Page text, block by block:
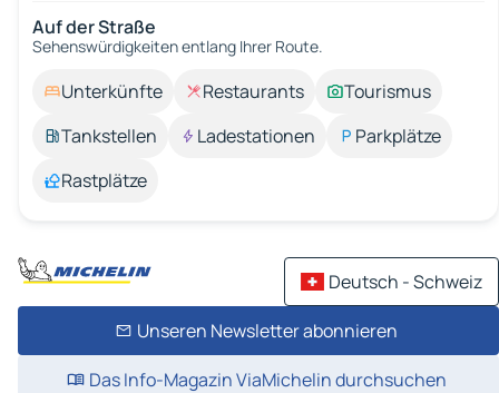
Auf der Straße
Sehenswürdigkeiten entlang Ihrer Route.
Unterkünfte Restaurants
Tourismus
Tankstellen
Ladestationen
Parkplätze
Rastplätze
Deutsch - Schweiz
Unseren Newsletter abonnieren
Das Info-Magazin ViaMichelin durchsuchen